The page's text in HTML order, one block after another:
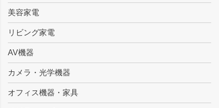
美容家電
リビング家電
AV機器
カメラ・光学機器
オフィス機器・家具